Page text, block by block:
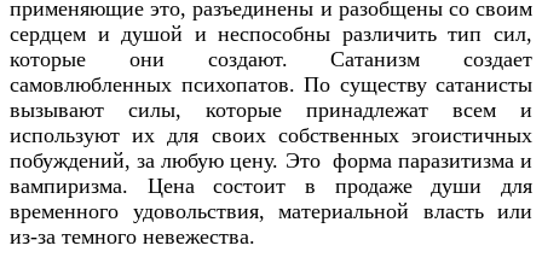
применяющие это, разъединены и разобщены со своим
сердцем и душой и неспособны различить тип сил,
которые они создают. Сатанизм создает
самовлюбленных психопатов. По существу сатанисты
вызывают силы, которые принадлежат всем и
используют их для своих собственных эгоистичных
побуждений, за любую цену. Это форма паразитизма и
вампиризма. Цена состоит в продаже души для
временного удовольствия, материальной власть или
из-за темного невежества.